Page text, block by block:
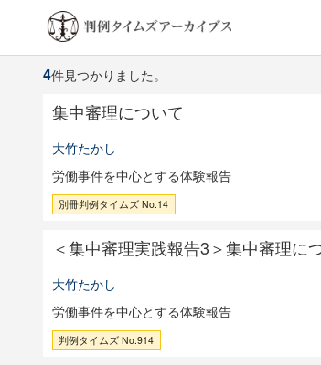
4件見つかりました。
集中審理について
大竹たかし
労働事件を中心とする体験報告
別冊判例タイムズ No.14
＜集中審理実践報告3＞集中審理に
大竹たかし
労働事件を中心とする体験報告
判例タイムズ No.914